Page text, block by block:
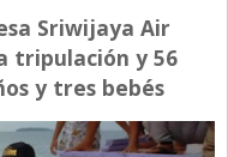
Sriwijaya Air
tripulación y 56
y tres bebés